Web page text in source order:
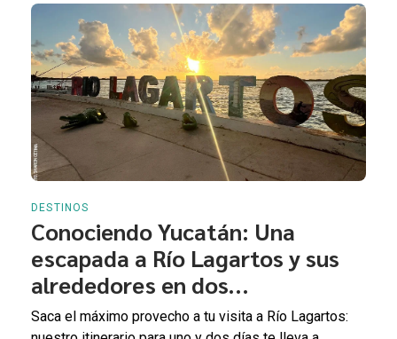
DESTINOS
Conociendo Yucatán: Una
escapada a Río Lagartos y sus
alrededores en dos...
Saca el máximo provecho a tu visita a Río Lagartos: